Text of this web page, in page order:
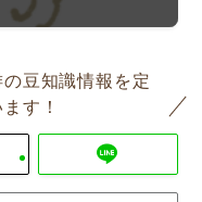
豆知識情報を定
す！